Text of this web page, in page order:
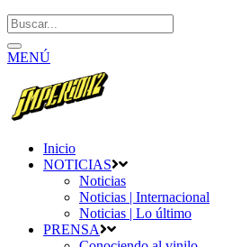
MENÚ
Inicio
NOTICIAS
Noticias
Noticias | Internacional
Noticias | Lo último
PRENSA